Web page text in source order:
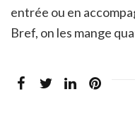
entrée ou en
Bref, on les mange